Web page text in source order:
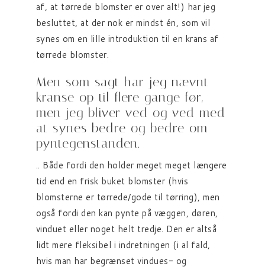
af, at tørrede blomster er over alt!) har jeg
besluttet, at der nok er mindst én, som vil
synes om en lille introduktion til en krans af
tørrede blomster.
Men som sagt har jeg nævnt
kranse op til flere gange før,
men jeg bliver ved og ved med
at synes bedre og bedre om
pyntegenstanden.
.. Både fordi den holder meget meget længere
tid end en frisk buket blomster (hvis
blomsterne er tørrede/gode til tørring), men
også fordi den kan pynte på væggen, døren,
vinduet eller noget helt tredje. Den er altså
lidt mere fleksibel i indretningen (i al fald,
hvis man har begrænset vindues- og